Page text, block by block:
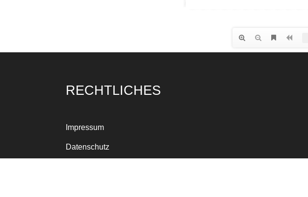
RECHTLICHES
Impressum
Datenschutz